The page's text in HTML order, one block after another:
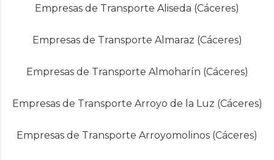
Empresas de Transporte Aliseda (Cáceres)
Empresas de Transporte Almaraz (Cáceres)
Empresas de Transporte Almoharín (Cáceres)
Empresas de Transporte Arroyo de la Luz (Cáceres)
Empresas de Transporte Arroyomolinos (Cáceres)